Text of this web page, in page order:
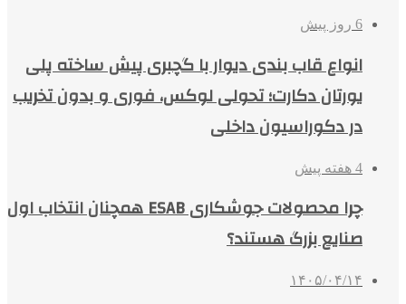
6 روز پیش
انواع قاب بندی دیوار با گچبری پیش ساخته پلی
یورتان دکارت؛ تحولی لوکس، فوری و بدون تخریب
در دکوراسیون داخلی
4 هفته پیش
چرا محصولات جوشکاری ESAB همچنان انتخاب اول
صنایع بزرگ هستند؟
۱۴۰۵/۰۴/۱۴